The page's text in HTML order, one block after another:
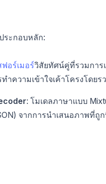
ระกอบหลัก:
อร์เมอร์วิสัยทัศน์คู่ที่รวมการ
ำความเข้าใจเค้าโครงโดย
: โมเดลภาษาแบบ
จากการนำเสนอภาพที่ถู